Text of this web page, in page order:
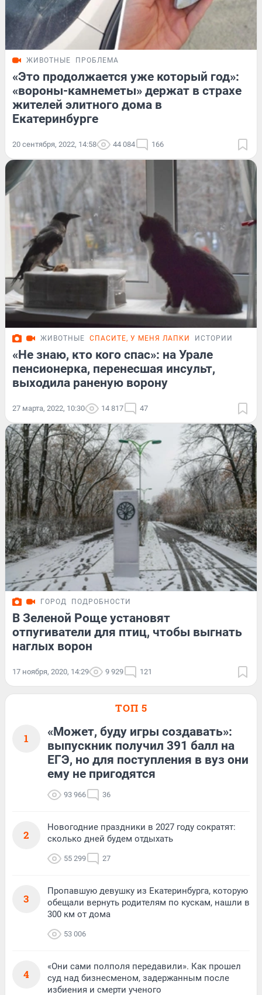
ЖИВОТНЫЕ ПРОБЛЕМА
«Это продолжается уже который год»:
«вороны-камнеметы» держат в страхе
жителей элитного дома в
Екатеринбурге
20 сентября, 2022, 14:58 44 084 166
ЖИВОТНЫЕ СПАСИТЕ, У МЕНЯ ЛАПКИ ИСТОРИИ
«Не знаю, кто кого спас»: на Урале
пенсионерка, перенесшая инсульт,
выходила раненую ворону
27 марта, 2022, 10:30 14 817 47
ГОРОД ПОДРОБНОСТИ
В Зеленой Роще установят
отпугиватели для птиц, чтобы выгнать
наглых ворон
17 ноября, 2020, 14:29 9 929 121
ТОП 5
1
«Может, буду игры создавать»:
выпускник получил 391 балл на
ЕГЭ, но для поступления в вуз они
ему не пригодятся
93 966 36
2
Новогодние праздники в 2027 году сократят:
сколько дней будем отдыхать
55 299 27
3
Пропавшую девушку из Екатеринбурга, которую
обещали вернуть родителям по кускам, нашли в
300 км от дома
53 006
4
«Они сами полполя передавили». Как прошел
суд над бизнесменом, задержанным после
избиения и смерти ученого